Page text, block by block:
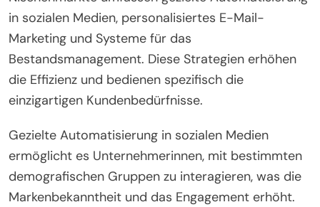
in sozialen Medien, personalisiertes E-Mail-
Marketing und Systeme für das
Bestandsmanagement. Diese Strategien erhöhen
die Effizienz und bedienen spezifisch die
einzigartigen Kundenbedürfnisse.
Gezielte Automatisierung in sozialen Medien
ermöglicht es Unternehmerinnen, mit bestimmten
demografischen Gruppen zu interagieren, was die
Markenbekanntheit und das Engagement erhöht.